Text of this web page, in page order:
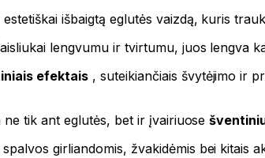
išbaigtą eglutės vaizdą, kuris
lengvumu ir tvirtumu, juos lengva
efektais, suteikiančiais švytėjimo ir
ne tik ant eglutės, bet ir įvairiuose
girliandomis, žvakidėmis bei kitais